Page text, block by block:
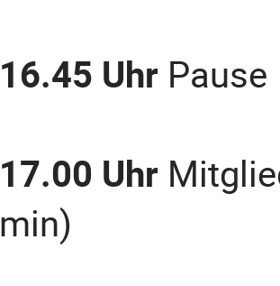
16.45 Uhr Pause
17.00 Uhr
min)